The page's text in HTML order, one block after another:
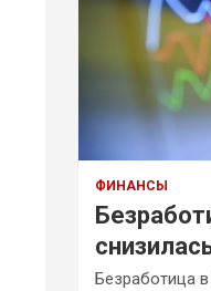
ФИНАНСЫ
Безработица